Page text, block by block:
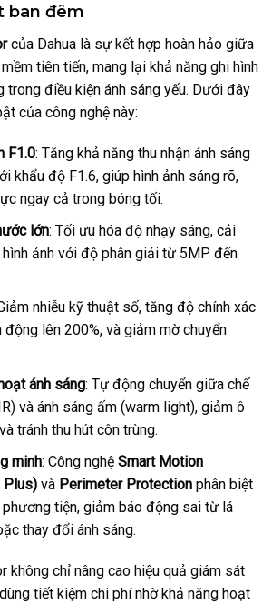
ban đêm
của Dahua là sự kết hợp hoàn hảo giữa
tiên tiến, mang lại khả năng ghi hình
trong điều kiện ánh sáng yếu. Dưới đây
của công nghệ này:
F1.0: Tăng khả năng thu nhận ánh sáng
khẩu độ F1.6, giúp hình ảnh sáng rõ,
ngay cả trong bóng tối.
lớn: Tối ưu hóa độ nhạy sáng, cải
ảnh với độ phân giải từ 5MP đến
nhiễu kỹ thuật số, tăng độ chính xác
động lên 200%, và giảm mờ chuyển
ánh sáng: Tự động chuyển giữa chế
và ánh sáng ấm (warm light), giảm ô
tránh thu hút côn trùng.
minh: Công nghệ Smart Motion
Plus)và Perimeter Protectionphân biệt
tiện, giảm báo động sai từ lá
thay đổi ánh sáng.
không chỉ nâng cao hiệu quả giám sát
tiết kiệm chi phí nhờ khả năng hoạt